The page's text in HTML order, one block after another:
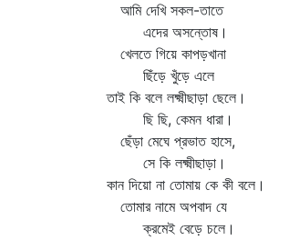
আমি দেখি সকল-তাতে
এদের অসন্তোষ।
খেলতে গিয়ে কাপড়খানা
ছিঁড়ে খুঁড়ে এলে
তাই কি বলে লক্ষ্মীছাড়া ছেলে।
ছি ছি, কেমন ধারা।
ছেঁড়া মেঘে প্রভাত হাসে,
সে কি লক্ষ্মীছাড়া।
কান দিয়ো না তোমায় কে কী বলে।
তোমার নামে অপবাদ যে
ক্রমেই বেড়ে চলে।